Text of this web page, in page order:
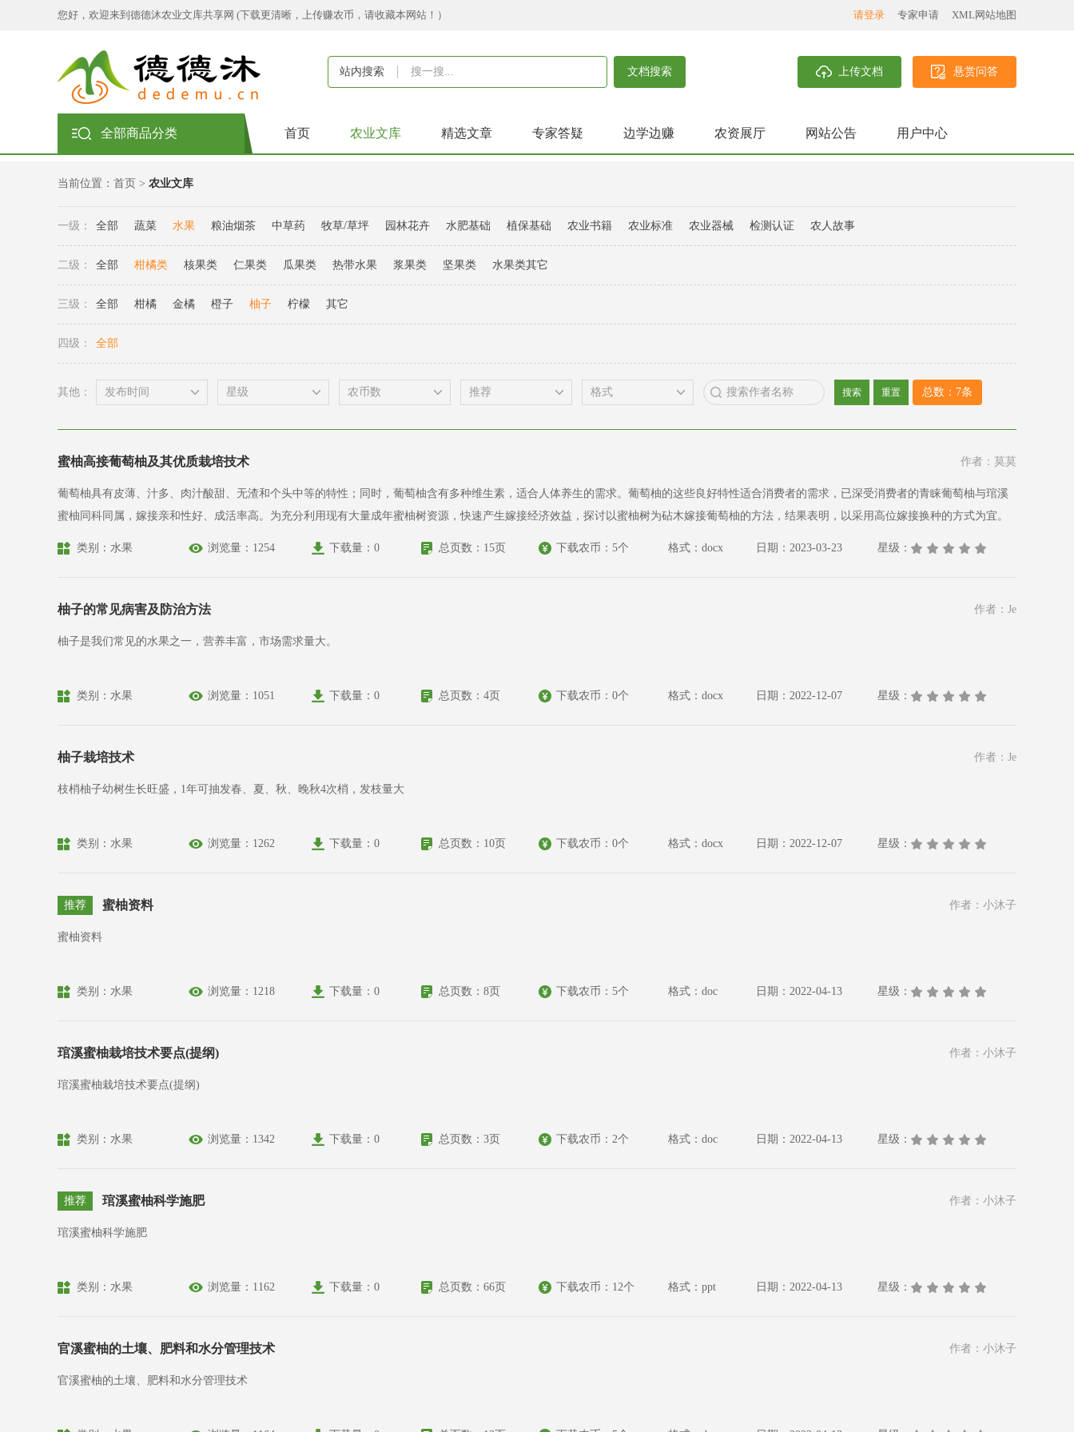
您好，欢迎来到德德沐农业文库共享网 (下载更清晰，上传赚农币，请收藏本网站！） 请登录 专家申请 XML网站地图
站内搜索 文档搜索 上传文档 悬赏问答
全部商品分类 首页 农业文库 精选文章 专家答疑 边学边赚 农资展厅 网站公告 用户中心
当前位置： 首页 > 农业文库
一级： 全部 蔬菜 水果 粮油烟茶 中草药 牧草/草坪 园林花卉 水肥基础 植保基础 农业书籍 农业标准 农业器械 检测认证 农人故事
二级： 全部 柑橘类 核果类 仁果类 瓜果类 热带水果 浆果类 坚果类 水果类其它
三级： 全部 柑橘 金橘 橙子 柚子 柠檬 其它
四级： 全部
其他： 搜索 重置 总数：7条
蜜柚高接葡萄柚及其优质栽培技术 作者：莫莫
葡萄柚具有皮薄、汁多、肉汁酸甜、无渣和个头中等的特性；同时，葡萄柚含有多种维生素，适合人体养生的需求。葡萄柚的这些良好特性适合消费者的需求，已深受消费者的青睐葡萄柚与琯溪
蜜柚同科同属，嫁接亲和性好、成活率高。为充分利用现有大量成年蜜柚树资源，快速产生嫁接经济效益，探讨以蜜柚树为砧木嫁接葡萄柚的方法，结果表明，以采用高位嫁接换种的方式为宜。
类别：水果 浏览量：1254 下载量：0 总页数：15页 下载农币：5个 格式：docx 日期：2023-03-23 星级：
柚子的常见病害及防治方法 作者：Je
柚子是我们常见的水果之一，营养丰富，市场需求量大。
类别：水果 浏览量：1051 下载量：0 总页数：4页 下载农币：0个 格式：docx 日期：2022-12-07 星级：
柚子栽培技术 作者：Je
枝梢柚子幼树生长旺盛，1年可抽发春、夏、秋、晚秋4次梢，发枝量大
类别：水果 浏览量：1262 下载量：0 总页数：10页 下载农币：0个 格式：docx 日期：2022-12-07 星级：
推荐 蜜柚资料 作者：小沐子
蜜柚资料
类别：水果 浏览量：1218 下载量：0 总页数：8页 下载农币：5个 格式：doc 日期：2022-04-13 星级：
琯溪蜜柚栽培技术要点(提纲) 作者：小沐子
琯溪蜜柚栽培技术要点(提纲)
类别：水果 浏览量：1342 下载量：0 总页数：3页 下载农币：2个 格式：doc 日期：2022-04-13 星级：
推荐 琯溪蜜柚科学施肥 作者：小沐子
琯溪蜜柚科学施肥
类别：水果 浏览量：1162 下载量：0 总页数：66页 下载农币：12个 格式：ppt 日期：2022-04-13 星级：
官溪蜜柚的土壤、肥料和水分管理技术 作者：小沐子
官溪蜜柚的土壤、肥料和水分管理技术